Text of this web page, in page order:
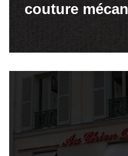
couture